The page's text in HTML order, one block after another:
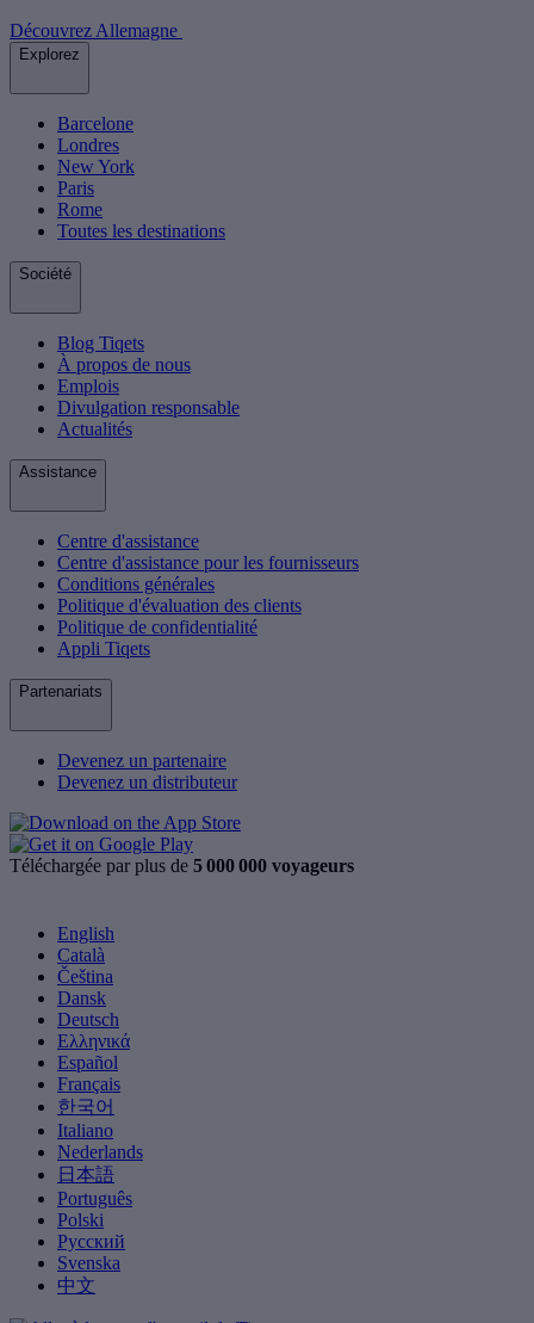
Découvrez Allemagne
Explorez
Barcelone
Londres
New York
Paris
Rome
Toutes les destinations
Société
Blog Tiqets
À propos de nous
Emplois
Divulgation responsable
Actualités
Assistance
Centre d'assistance
Centre d'assistance pour les fournisseurs
Conditions générales
Politique d'évaluation des clients
Politique de confidentialité
Appli Tiqets
Partenariats
Devenez un partenaire
Devenez un distributeur
Téléchargée par plus de 5 000 000 voyageurs
English
Català
Čeština
Dansk
Deutsch
Ελληνικά
Español
Français
한국어
Italiano
Nederlands
日本語
Português
Polski
Русский
Svenska
中文